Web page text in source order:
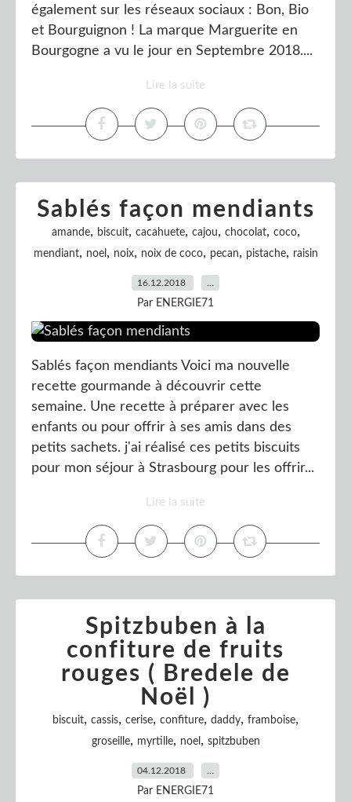
également sur les réseaux sociaux : Bon, Bio
et Bourguignon ! La marque Marguerite en
Bourgogne a vu le jour en Septembre 2018....
Lire la suite
Sablés façon mendiants
amande, biscuit, cacahuete, cajou, chocolat, coco,
mendiant, noel, noix, noix de coco, pecan, pistache, raisin
16.12.2018
Par ENERGIE71
Sablés façon mendiants Voici ma nouvelle
recette gourmande à découvrir cette
semaine. Une recette à préparer avec les
enfants ou pour offrir à ses amis dans des
petits sachets. j'ai réalisé ces petits biscuits
pour mon séjour à Strasbourg pour les offrir...
Lire la suite
Spitzbuben à la
confiture de fruits
rouges ( Bredele de
Noël )
biscuit, cassis, cerise, confiture, daddy, framboise,
groseille, myrtille, noel, spitzbuben
04.12.2018
Par ENERGIE71